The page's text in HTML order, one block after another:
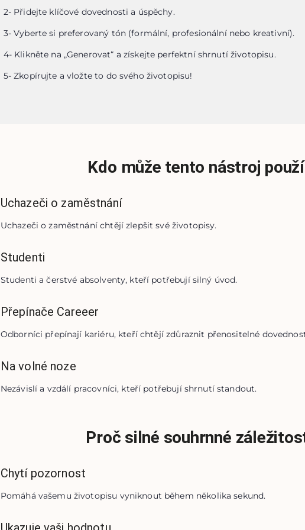
2- Přidejte klíčové dovednosti a úspěchy.
3-Vyberte si preferovaný tón (formální, profesionální nebo kreativní).
4- Klikněte na „Generovat“ a získejte perfektní shrnutí životopisu.
5-Zkopírujte a vložte to do svého životopisu!
Kdo může tento nástroj
Uchazeči o zaměstnání
Uchazeči o zaměstnání chtějí zlepšit své životopisy.
Studenti
Studenti a čerstvé absolventy, kteří potřebují silný úvod.
Přepínače Careeer
Odborníci přepínají kariéru, kteří chtějí zdůraznit přenositelné
Na volné noze
Nezávislí a vzdálí pracovníci, kteří potřebují shrnutí standout.
Proč silné souhrnné
Chytí pozornost
Pomáhá vašemu životopisu vyniknout během několika sekund.